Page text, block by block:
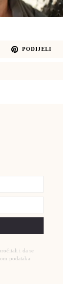
PODIJELI
i da se
podataka